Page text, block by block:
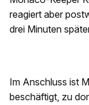
reagiert aber
drei Minuten
Im Anschluss ist
beschäftigt, zu